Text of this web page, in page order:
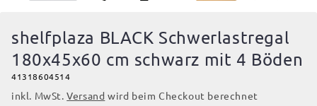
shelfplaza BLACK Schwerlastregal
180x45x60 cm schwarz mit 4 Böden
41318604514
inkl. MwSt.Versand wird beim Checkout berechnet